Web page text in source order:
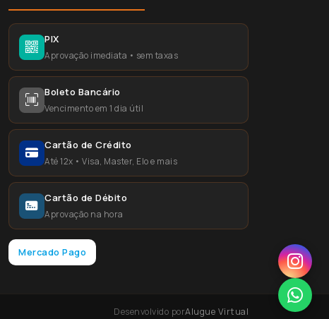
PIX
Aprovação imediata • sem taxas
Boleto Bancário
Vencimento em 1 dia útil
Cartão de Crédito
Até 12x • Visa, Master, Elo e mais
Cartão de Débito
Aprovação na hora
Mercado Pago
Desenvolvido porAlugue Virtual